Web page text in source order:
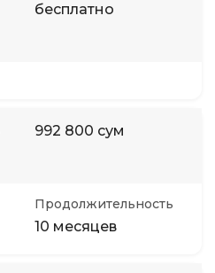
бесплатно
992 800 сум
Продолжительность
10 месяцев